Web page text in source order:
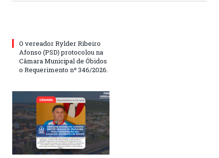
O vereador Rylder Ribeiro
Afonso (PSD) protocolou na
Câmara Municipal de Óbidos
o Requerimento nº 346/2026.